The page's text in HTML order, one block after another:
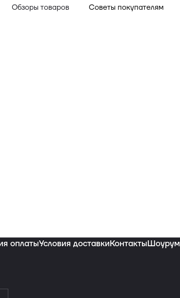
Обзоры товаров Советы покупателям
оплатыУсловия доставкиКонтактыШоурум